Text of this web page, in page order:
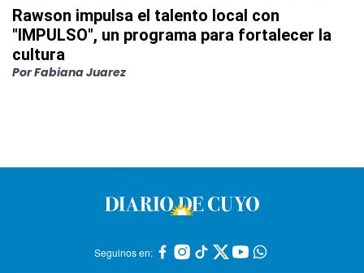
Rawson impulsa el talento local con
"IMPULSO", un programa para fortalecer la
cultura
PorFabiana Juarez
Seguinos en: